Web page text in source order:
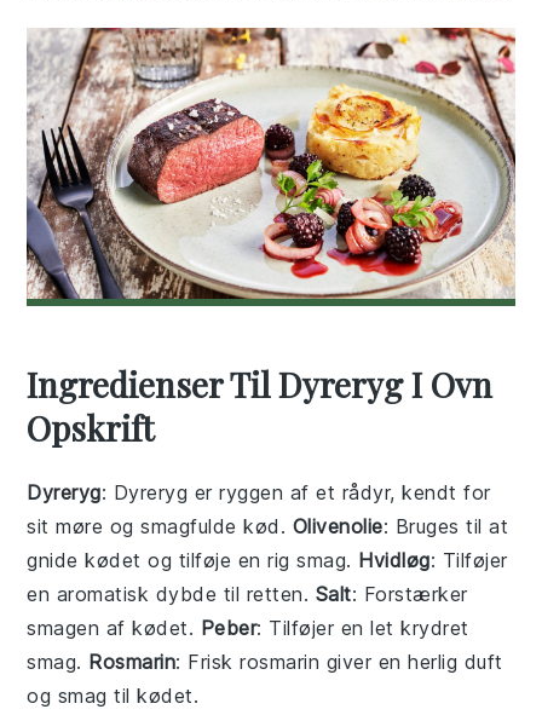
Ingredienser Til Dyreryg I Ovn
Opskrift
Dyreryg: Dyreryg er ryggen af et rådyr, kendt for
sit møre og smagfulde kød. Olivenolie: Bruges til at
gnide kødet og tilføje en rig smag. Hvidløg: Tilføjer
en aromatisk dybde til retten. Salt: Forstærker
smagen af kødet. Peber: Tilføjer en let krydret
smag. Rosmarin: Frisk rosmarin giver en herlig duft
og smag til kødet.